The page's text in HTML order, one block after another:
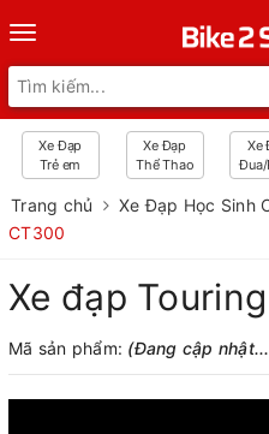
Toggle
navigation
Xe Đạp
Trẻ em
Xe Đạp
Thể Thao
Xe
Đua/
Trang chủ Xe Đạp Học Sinh
CT300
Xe đạp
Mã sản phẩm: (Đang cập